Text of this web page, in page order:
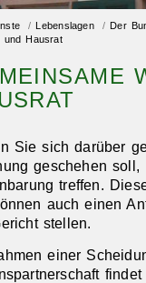
/ Lebenslagen / Der
und Hausrat
Sie sich darüber
geschehen
treffen.
auch einen
stellen.
einer